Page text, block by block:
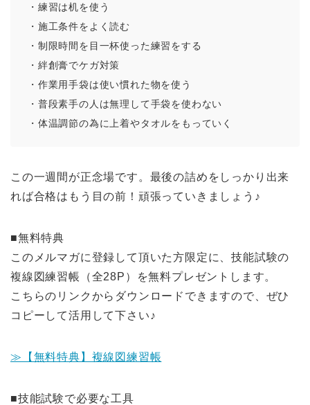
・練習は机を使う
・施工条件をよく読む
・制限時間を目一杯使った練習をする
・絆創膏でケガ対策
・作業用手袋は使い慣れた物を使う
・普段素手の人は無理して手袋を使わない
・体温調節の為に上着やタオルをもっていく
この一週間が正念場です。最後の詰めをしっかり出来
れば合格はもう目の前！頑張っていきましょう♪
■無料特典
このメルマガに登録して頂いた方限定に、技能試験の
複線図練習帳
（全28P）を無料プレゼントします。
こちらのリンクからダウンロードできますので、ぜひ
コピーして活用して下さい♪
≫【無料特典】複線図練習帳
■技能試験で必要な工具